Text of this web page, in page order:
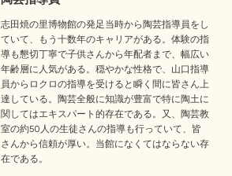
志田焼の里博物館の発足当時から陶芸指導員をし
ていて、もう十数年のキャリアがある。体験の指
導も懇切丁寧で子供さんから年配者まで、幅広い
年齢層に人気がある。穏やかな性格で、山口指導
員からロクロの指導を受けると瞬く間に皆さん上
達している。陶芸全般に知識が豊富で特に陶土に
関してはエキスパート的存在である。又、陶芸教
室の約50人の生徒さんの指導も行っていて、皆
さんから信頼が厚い。当館になくてはならない存
在である。